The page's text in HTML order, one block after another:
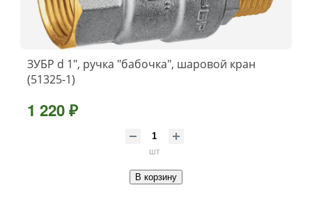
ЗУБР d 1″, ручка ″бабочка″, шаровой кран
(51325-1)
1 220 ₽
шт
В корзину